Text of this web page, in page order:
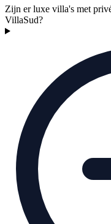
Zijn er luxe villa's met
VillaSud?